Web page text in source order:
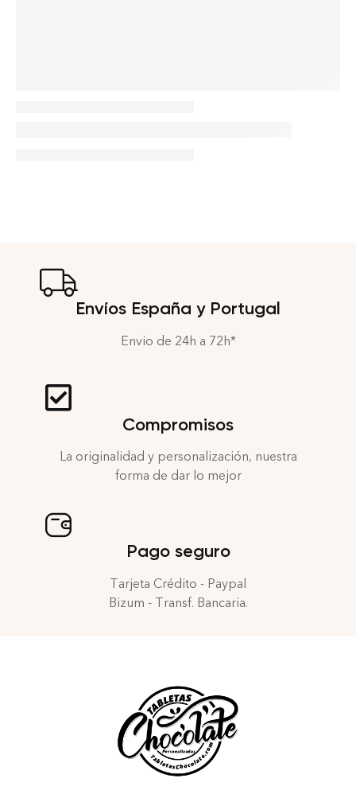
Envíos España y Portugal
Envio de 24h a 72h*
Compromisos
La originalidad y personalización, nuestra
forma de dar lo mejor
Pago seguro
Tarjeta Crédito - Paypal
Bizum - Transf. Bancaria.